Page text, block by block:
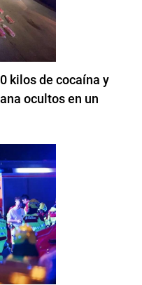
kilos de cocaína y
ocultos en un